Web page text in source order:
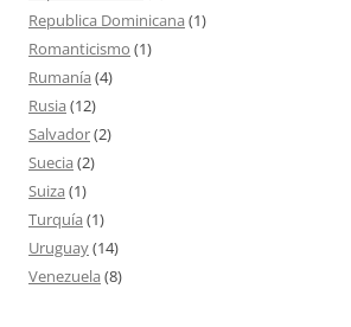
Republica Dominicana (1)
Romanticismo (1)
Rumanía (4)
Rusia (12)
Salvador(2)
Suecia (2)
Suiza (1)
Turquía (1)
Uruguay(14)
Venezuela (8)